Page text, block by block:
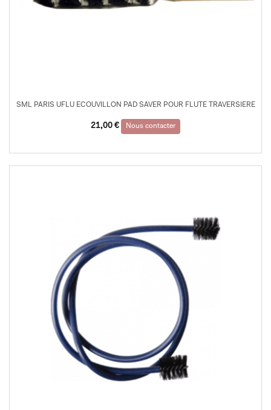
SML PARIS UFLU ECOUVILLON PAD SAVER POUR FLUTE TRAVERSIERE
21,00 € Nous contacter